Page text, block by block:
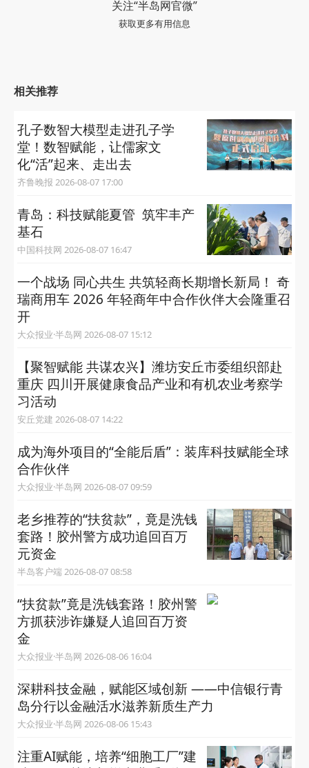
关注“半岛网官微”
获取更多有用信息
相关推荐
孔子数智大模型走进孔子学
堂！数智赋能，让儒家文
化“活”起来、走出去
齐鲁晚报 2026-08-07 17:00
青岛：科技赋能夏管 筑牢丰产
基石
中国科技网 2026-08-07 16:47
一个战场 同心共生 共筑轻商长期增长新局！ 奇
瑞商用车 2026 年轻商年中合作伙伴大会隆重召
开
大众报业·半岛网 2026-08-07 15:12
【聚智赋能 共谋农兴】潍坊安丘市委组织部赴
重庆 四川开展健康食品产业和有机农业考察学
习活动
安丘党建 2026-08-07 14:22
成为海外项目的“全能后盾”：装库科技赋能全球
合作伙伴
大众报业·半岛网 2026-08-07 09:59
老乡推荐的“扶贫款”，竟是洗钱
套路！胶州警方成功追回百万
元资金
半岛客户端 2026-08-07 08:58
​“扶贫款”竟是洗钱套路！胶州警
方抓获涉诈嫌疑人追回百万资
金
大众报业·半岛网 2026-08-06 16:04
深耕科技金融，赋能区域创新 ——中信银行青
岛分行以金融活水滋养新质生产力
大众报业·半岛网 2026-08-06 15:43
注重AI赋能，培养“细胞工厂”建